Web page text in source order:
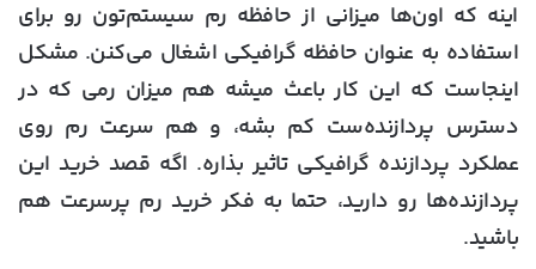
اینه که اون‌ها میزانی از حافظه رم سیستم‌تون رو برای
استفاده به عنوان حافظه گرافیکی اشغال می‌کنن. مشکل
اینجاست که این کار باعث میشه هم میزان رمی که در
دسترس پردازنده‌ست کم بشه، و هم سرعت رم روی
عملکرد پردازنده گرافیکی تاثیر بذاره. اگه قصد خرید این
پردازنده‌ها رو دارید، حتما به فکر خرید رم پرسرعت هم
باشید.